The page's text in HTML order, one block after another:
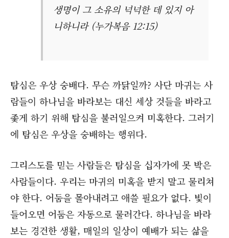
생명이 그 소유의 넉넉한 데 있지 아
니하니라 (누가복음 12:15)
탐심은 우상 숭배다. 무슨 까닭일까? 사단 마귀는 사
람들이 하나님을 바라보는 대신 세상 것들을 바라고
좇게 하기 위해 탐심을 불러일으켜 미혹한다. 그러기
에 탐심은 우상을 숭배하는 행위다.
그리스도를 믿는 사람들은 탐심을 십자가에 못 박은
사람들이다. 우리는 마귀의 미혹을 받지 말고 물리쳐
야 한다. 어둠을 몰아내려고 애쓸 필요가 없다. 빛이
들어오면 어둠은 자동으로 물러간다. 하나님을 바라
보는 경건한 생활, 매일의 일상이 예배가 되는 삶을